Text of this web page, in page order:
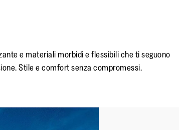
e materiali morbidi e flessibili che ti seguono
Stile e comfort senza compromessi.